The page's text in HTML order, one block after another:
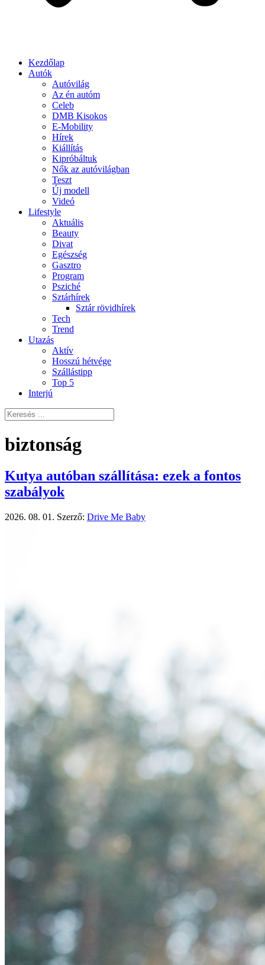
Kezdőlap
Autók
Autóvilág
Az én autóm
Celeb
DMB Kisokos
E-Mobility
Hírek
Kiállítás
Kipróbáltuk
Nők az autóvilágban
Teszt
Új modell
Videó
Lifestyle
Aktuális
Beauty
Divat
Egészség
Gasztro
Program
Psziché
Sztárhírek
Sztár rövidhírek
Tech
Trend
Utazás
Aktív
Hosszú hétvége
Szállástipp
Top 5
Interjú
biztonság
Kutya autóban szállítása: ezek a fontos
szabályok
2026. 08. 01. Szerző: Drive Me Baby